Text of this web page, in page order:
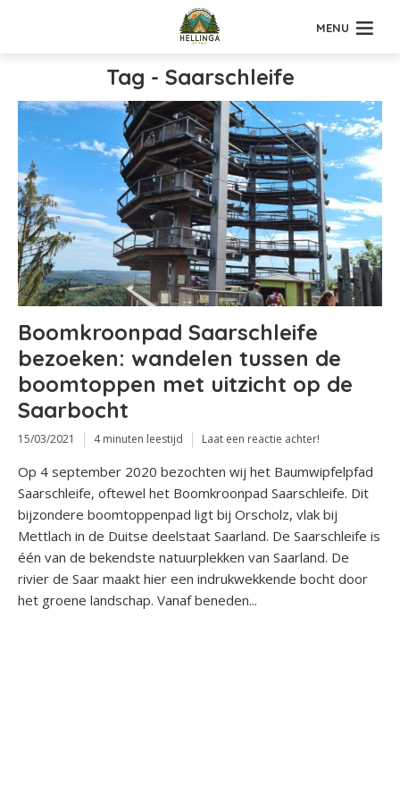
MENU
Tag - Saarschleife
Boomkroonpad Saarschleife
bezoeken: wandelen tussen de
boomtoppen met uitzicht op de
Saarbocht
15/03/2021 4 minuten leestijd Laat een reactie achter!
Op 4 september 2020 bezochten wij het Baumwipfelpfad
Saarschleife, oftewel het Boomkroonpad Saarschleife. Dit
bijzondere boomtoppenpad ligt bij Orscholz, vlak bij
Mettlach in de Duitse deelstaat Saarland. De Saarschleife is
één van de bekendste natuurplekken van Saarland. De
rivier de Saar maakt hier een indrukwekkende bocht door
het groene landschap. Vanaf beneden...